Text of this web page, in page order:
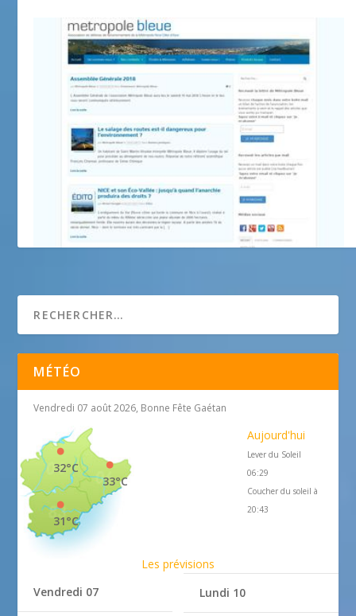
MÉTÉO
Vendredi 07 août 2026, Bonne Fête Gaétan
33°C
32°C
31°C
Aujourd'hui
Lever du Soleil
06:29
Coucher du soleil à
20:43
Les prévisions
Vendredi 07
Lundi 10